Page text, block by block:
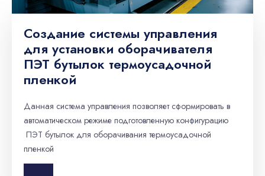
Создание системы управления
для установки оборачивателя
ПЭТ бутылок термоусадочной
пленкой
Данная система управления позволяет сформировать в
автоматическом режиме подготовленную конфигурацию
ПЭТ бутылок для оборачивания термоусадочной
пленкой